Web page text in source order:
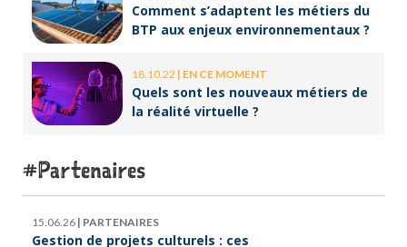
Comment s’adaptent les métiers du
BTP aux enjeux environnementaux ?
18.10.22 | EN CE MOMENT
Quels sont les nouveaux métiers de
la réalité virtuelle ?
Partenaires
15.06.26 | PARTENAIRES
Gestion de projets culturels : ces